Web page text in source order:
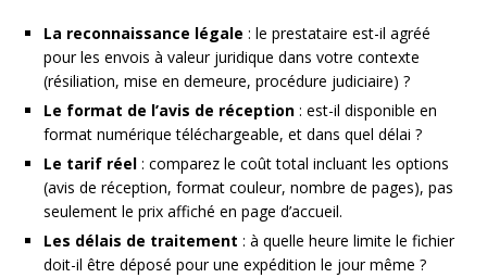
La reconnaissance légale : le prestataire est-il agréé
pour les envois à valeur juridique dans votre contexte
(résiliation, mise en demeure, procédure judiciaire) ?
Le format de l’avis de réception : est-il disponible en
format numérique téléchargeable, et dans quel délai ?
Le tarif réel : comparez le coût total incluant les options
(avis de réception, format couleur, nombre de pages), pas
seulement le prix affiché en page d’accueil.
Les délais de traitement : à quelle heure limite le fichier
doit-il être déposé pour une expédition le jour même ?